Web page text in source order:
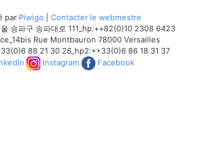
par Piwigo
Contacter le webmestre
송파구 송파대로 111_hp:++82(0)10 2308 6423
Rue Montbauron 78000 Versailles
88 21 30 26_hp2:++33(0)6 86 18 31 37
Instagram Facebook